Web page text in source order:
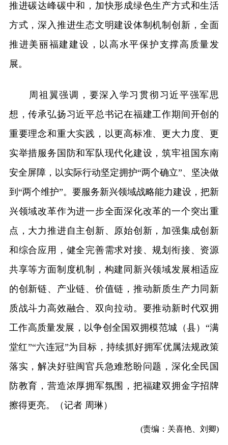
推进碳达峰碳中和，加快形成绿色生产方式和生活
方式，深入推进生态文明建设体制机制创新，全面
推进美丽福建建设，以高水平保护支撑高质量发
展。
周祖翼强调，要深入学习贯彻习近平强军思
想，传承弘扬习近平总书记在福建工作期间开创的
重要理念和重大实践，以更高标准、更大力度、更
实举措服务国防和军队现代化建设，筑牢祖国东南
安全屏障，以实际行动坚定拥护“两个确立”、坚决做
到“两个维护”。要服务新兴领域战略能力建设，把新
兴领域改革作为进一步全面深化改革的一个突出重
点，大力推进自主创新、原始创新，加强集成创新
和综合应用，健全完善需求对接、规划衔接、资源
共享等方面制度机制，构建同新兴领域发展相适应
的创新链、产业链、价值链，推动新质生产力同新
质战斗力高效融合、双向拉动。要推动新时代双拥
工作高质量发展，以争创全国双拥模范城（县）“满
堂红”“六连冠”为目标，持续抓好拥军优属法规政策
落实，解决好驻闽官兵急难愁盼问题，深化全民国
防教育，营造浓厚拥军氛围，把福建双拥金字招牌
擦得更亮。（记者 周琳）
(责编：关喜艳、刘卿)